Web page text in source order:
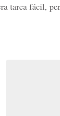
tarea fácil,